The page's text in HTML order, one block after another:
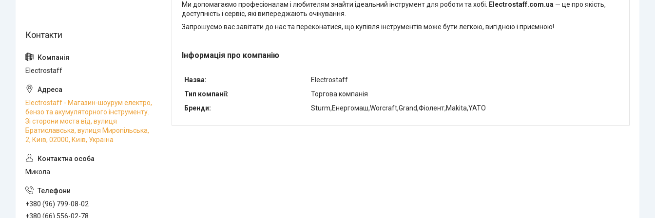
Ми допомагаємо професіоналам і любителям знайти ідеальний інструмент для роботи та хобі. Electrostaff.com.ua — це про якість,
доступність і сервіс, які випереджають очікування.
Запрошуємо вас завітати до нас та переконатися, що купівля інструментів може бути легкою, вигідною і приємною!
Інформація про компанію
Назва:
Electrostaff
Тип компанії:
Торгова компанія
Бренди:
Sturm,Енергомаш,Worcraft,Grand,Фіолент,Makita,YATO
Electrostaff
Electrostaff - Магазин-шоурум електро,
бензо та акумуляторного інструменту.
Зі сторони моста від, вулиця
Братиславська, вулиця Миропільська,
2, Київ, 02000, Київ, Україна
Микола
+380 (96) 799-08-02
+380 (66) 556-02-78